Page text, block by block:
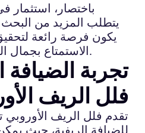
باختصار، استثمار
يتطلب المزيد من
يكون فرصة رائعة
الاستمتاع بجمال الطبيعة والهدوء الريفي.
تجربة الضيافة
فلل الريف
تقدم فلل الريف الأوروبي
للضيافة الريفية، حيث